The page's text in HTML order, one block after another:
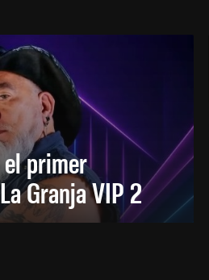
primer
Granja VIP 2